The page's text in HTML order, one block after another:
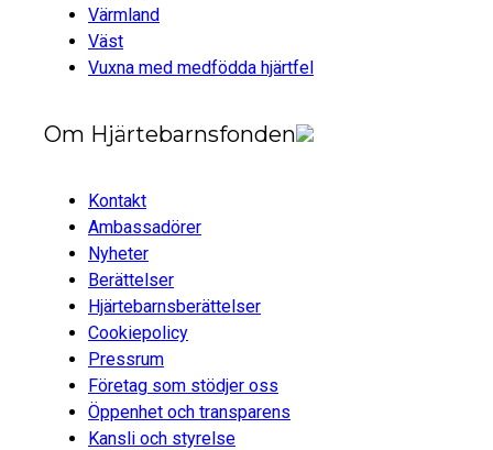
Värmland
Väst
Vuxna med medfödda hjärtfel
Om Hjärtebarnsfonden
Kontakt
Ambassadörer
Nyheter
Berättelser
Hjärtebarnsberättelser
Cookiepolicy
Pressrum
Företag som stödjer oss
Öppenhet och transparens
Kansli och styrelse